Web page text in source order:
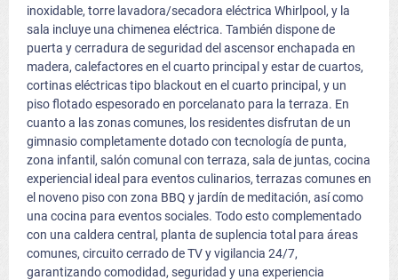
inoxidable, torre lavadora/secadora eléctrica Whirlpool, y la
sala incluye una chimenea eléctrica. También dispone de
puerta y cerradura de seguridad del ascensor enchapada en
madera, calefactores en el cuarto principal y estar de cuartos,
cortinas eléctricas tipo blackout en el cuarto principal, y un
piso flotado espesorado en porcelanato para la terraza. En
cuanto a las zonas comunes, los residentes disfrutan de un
gimnasio completamente dotado con tecnología de punta,
zona infantil, salón comunal con terraza, sala de juntas, cocina
experiencial ideal para eventos culinarios, terrazas comunes en
el noveno piso con zona BBQ y jardín de meditación, así como
una cocina para eventos sociales. Todo esto complementado
con una caldera central, planta de suplencia total para áreas
comunes, circuito cerrado de TV y vigilancia 24/7,
garantizando comodidad, seguridad y una experiencia